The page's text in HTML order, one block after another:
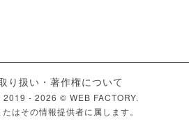
り扱い・著作権について
2019 - 2026 © WEB FACTORY.
はその情報提供者に属します。